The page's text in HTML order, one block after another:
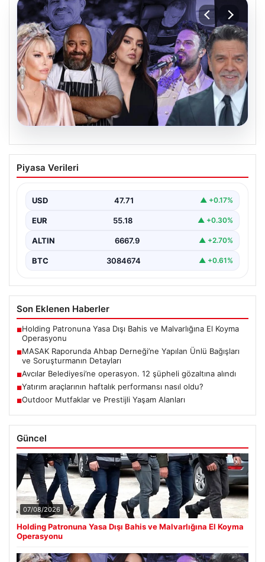
MASAK Raporunda Ahbap Derneği’ne
Yapılan Ünlü Bağışları ve Soruşturmanın
Ahbap Derneği’ne yönelik devam eden soruşturma
incelemesi yapıldı. Mali…
Piyasa Verileri
USD 47.71 ▲ +0.17%
EUR 55.18 ▲ +0.30%
ALTIN 6667.9 ▲ +2.70%
BTC 3084674 ▲ +0.61%
Son Eklenen Haberler
■Holding Patronuna Yasa Dışı Bahis ve Malvarlığına El Koyma
Operasyonu
■MASAK Raporunda Ahbap Derneği’ne Yapılan Ünlü Bağışları
ve Soruşturmanın Detayları
■Avcılar Belediyesi’ne operasyon. 12 şüpheli gözaltına alındı
■Yatırım araçlarının haftalık performansı nasıl oldu?
■Outdoor Mutfaklar ve Prestijli Yaşam Alanları
Güncel
07/08/2026
Holding Patronuna Yasa Dışı Bahis ve Malvarlığına El Koyma
Operasyonu